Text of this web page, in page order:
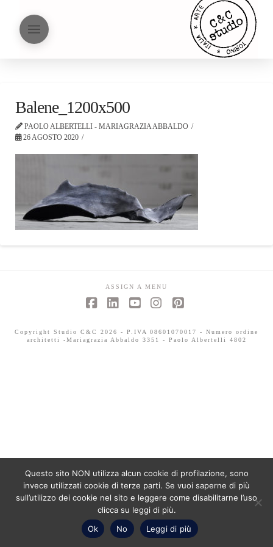
Balene_1200x500
PAOLO ALBERTELLI - MARIAGRAZIA ABBALDO
26 AGOSTO 2020
ASSIGN A MENU
Copyright Studio C&C 2026 - P.IVA 08601070017 - Numero ordine
architetti -Mariagrazia Abbaldo 3351 - Paolo Albertelli 4802
Questo sito NON utilizza alcun cookie di profilazione, sono
invece utilizzati cookie di terze parti. Se vuoi saperne di più
sull’utilizzo dei cookie nel sito e leggere come disabilitarne l’uso
clicca su leggi di più.
Ok
No Leggi di più